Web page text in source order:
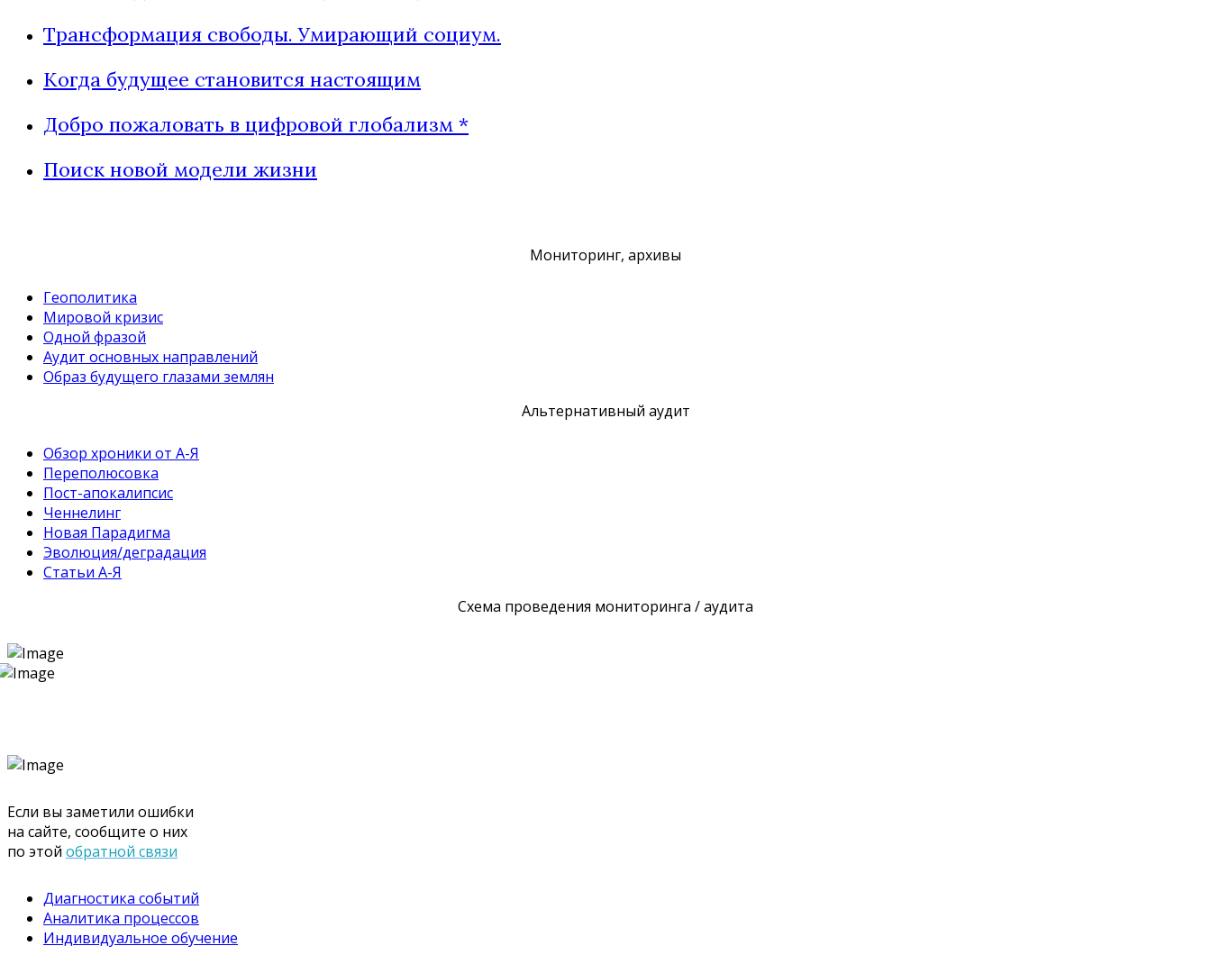
Трансформация свободы. Умирающий социум.
Когда будущее становится настоящим
Добро пожаловать в цифровой глобализм *
Поиск новой модели жизни
Мониторинг, архивы
Геополитика
Мировой кризис
Одной фразой
Аудит основных направлений
Образ будущего глазами землян
Альтернативный аудит
Обзор хроники от А-Я
Переполюсовка
Пост-апокалипсис
Ченнелинг
Новая Парадигма
Эволюция/деградация
Статьи А-Я
Схема проведения мониторинга / аудита
Если вы заметили ошибки
на сайте, сообщите о них
по этой обратной связи
Диагностика событий
Аналитика процессов
Индивидуальное обучение